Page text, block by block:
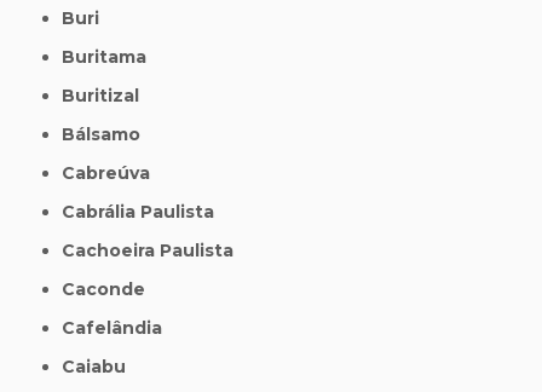
Buri
Buritama
Buritizal
Bálsamo
Cabreúva
Cabrália Paulista
Cachoeira Paulista
Caconde
Cafelândia
Caiabu